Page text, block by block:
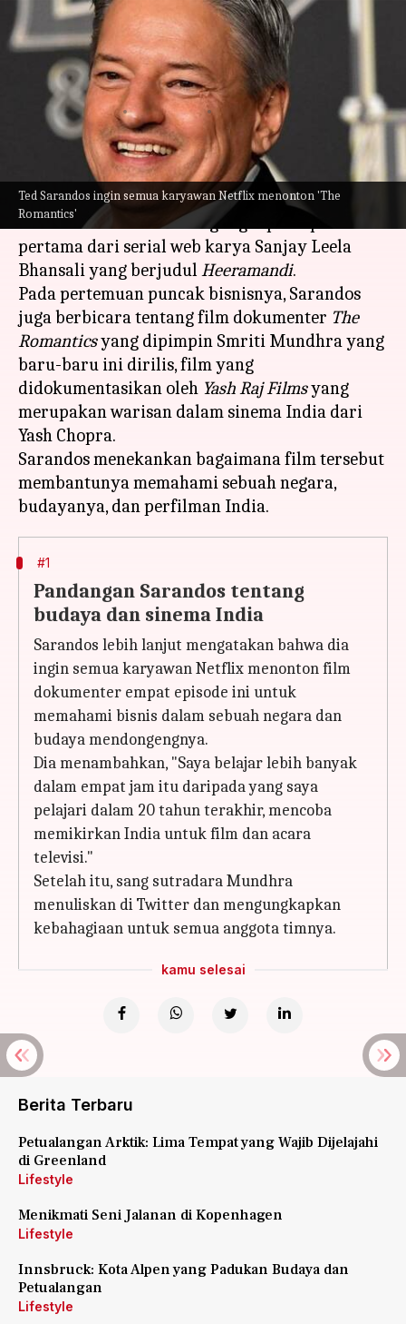
Ted Sarandos ingin semua karyawan Netflix menonton 'The
Romantics'
CEO Netflix Ted Sarandos ingin
para karyawannya menonton
'The Romantics'
Handoko Feb 28, 2023 10:39 am
Apa ceritanya
Co-CEONetflix Ted Sarandos berada di India
baru-baru ini untuk mengungkap tampilan
pertama dari serial web karya Sanjay Leela
Bhansali yang berjudulHeeramandi.
Pada pertemuan puncak bisnisnya, Sarandos
juga berbicara tentang film dokumenter The
Romanticsyang dipimpin Smriti Mundhra yang
baru-baru ini dirilis, film yang
didokumentasikan oleh Yash Raj Filmsyang
merupakan warisan dalam sinema India dari
Yash Chopra.
Sarandos menekankan bagaimana film tersebut
membantunya memahami sebuah negara,
#1
Pandangan Sarandos tentang
budaya dan sinema India
Sarandos lebih lanjut mengatakan bahwa dia
ingin semua karyawan Netflix menonton film
dokumenter empat episode ini untuk
memahami bisnis dalam sebuah negara dan
budaya mendongengnya.
Dia menambahkan, "Saya belajar lebih banyak
dalam empat jam itu daripada yang saya
pelajari dalam 20 tahun terakhir, mencoba
memikirkan India untuk film dan acara
televisi."
Setelah itu, sang sutradara Mundhra
menuliskan di Twitter dan mengungkapkan
kebahagiaan untuk semua anggota timnya.
kamu selesai
Berita Terbaru
Petualangan Arktik: Lima Tempat yang Wajib Dijelajahi
di Greenland
Lifestyle
Menikmati Seni Jalanan di Kopenhagen
Lifestyle
Innsbruck: Kota Alpen yang Padukan Budaya dan
Petualangan
Lifestyle